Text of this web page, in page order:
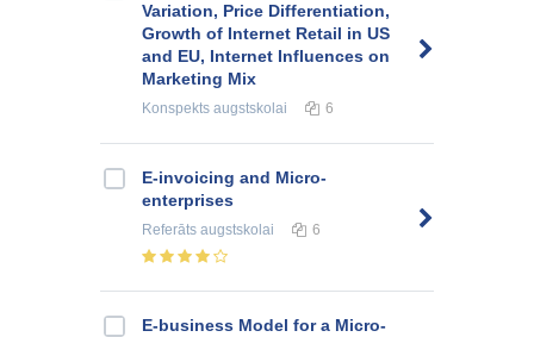
Variation, Price Differentiation,
Growth of Internet Retail in US
and EU, Internet Influences on
Marketing Mix
Konspekts augstskolai 6
E-invoicing and Micro-
enterprises
Referāts augstskolai 6
E-business Model for a Micro-